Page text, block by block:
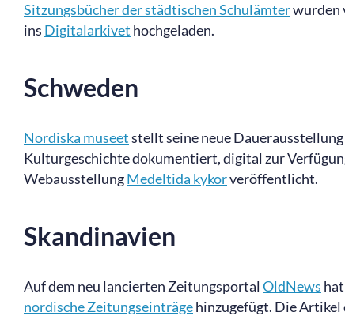
Sitzungsbücher der städtischen Schulämterwurden
ins Digitalarkivet hochgeladen.
Schweden
Nordiska museetstellt seine neue Dauerausstellung
Kulturgeschichte dokumentiert, digital zur
WebausstellungMedeltida kykorveröffentlicht.
Skandinavien
Auf dem neu lancierten Zeitungsportal OldNews
nordische Zeitungseinträgehinzugefügt. Die Artikel